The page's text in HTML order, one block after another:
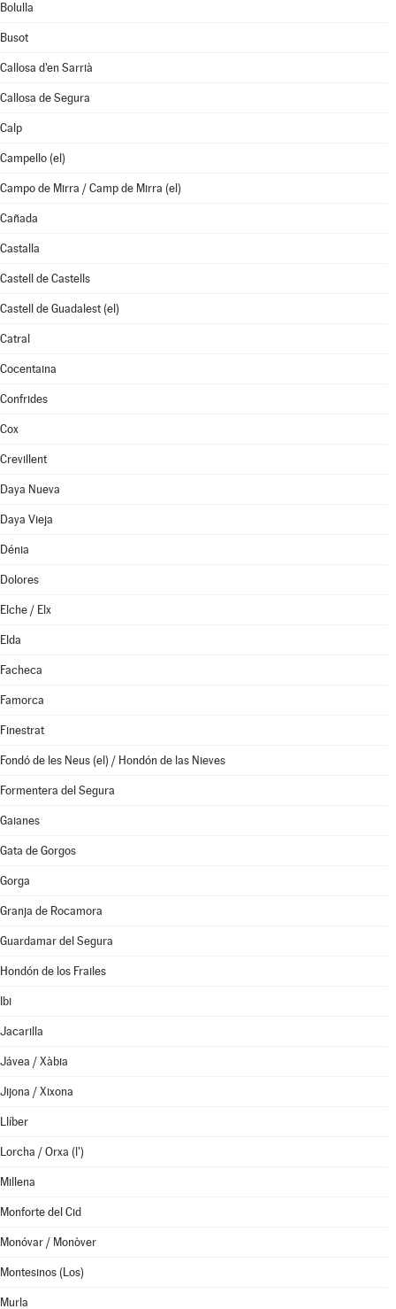
Bolulla
Busot
Callosa d'en Sarrià
Callosa de Segura
Calp
Campello (el)
Campo de Mirra / Camp de Mirra (el)
Cañada
Castalla
Castell de Castells
Castell de Guadalest (el)
Catral
Cocentaina
Confrides
Cox
Crevillent
Daya Nueva
Daya Vieja
Dénia
Dolores
Elche / Elx
Elda
Facheca
Famorca
Finestrat
Fondó de les Neus (el) / Hondón de las Nieves
Formentera del Segura
Gaianes
Gata de Gorgos
Gorga
Granja de Rocamora
Guardamar del Segura
Hondón de los Frailes
Ibi
Jacarilla
Jávea / Xàbia
Jijona / Xixona
Llíber
Lorcha / Orxa (l')
Millena
Monforte del Cid
Monóvar / Monòver
Montesinos (Los)
Murla